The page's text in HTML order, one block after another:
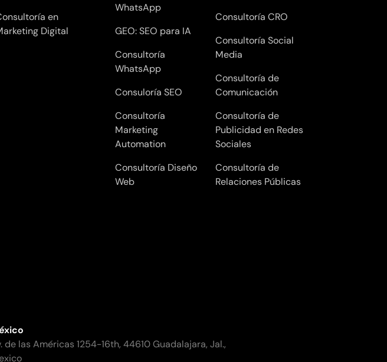
en
Digital
WhatsApp
GEO: SEO para IA
Consultoría
WhatsApp
Consuloría SEO
Consultoría
Marketing
Automation
Consultoría Diseño
Web
Consultoría CRO
Consultoría Social
Media
Consultoría de
Comunicación
Consultoría de
Publicidad en Redes
Sociales
Consultoría de
Relaciones Públicas
de las Américas 1254-16th, 44610 Guadalajara, Jal.,